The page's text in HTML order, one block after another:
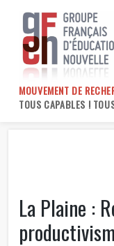
content
MOUVEMENT DE
TOUS CAPABLES !
La Plaine :